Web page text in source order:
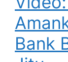
Bank